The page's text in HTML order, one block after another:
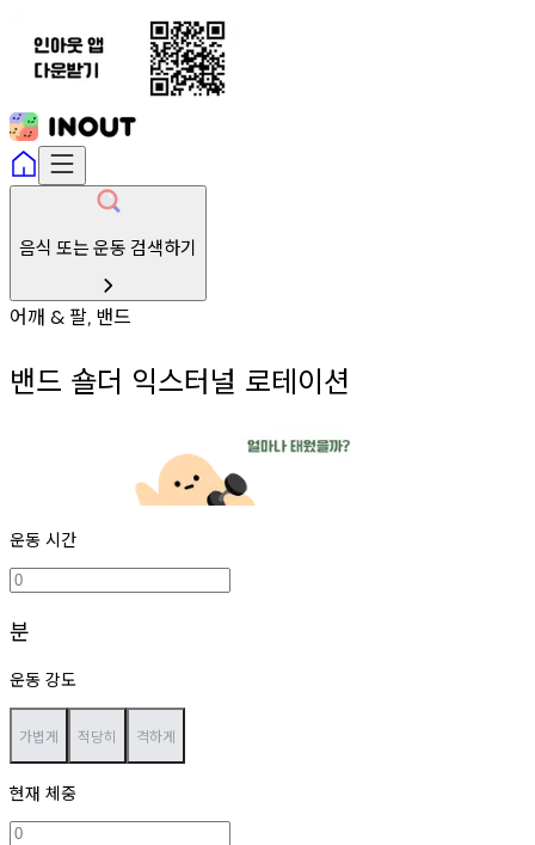
음식 또는 운동 검색하기
어깨 & 팔, 밴드
밴드 숄더 익스터널 로테이션
운동 시간
분
운동 강도
가볍게 적당히 격하게
현재 체중